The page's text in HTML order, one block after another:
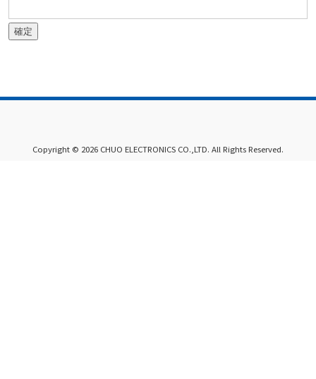
Copyright © 2026 CHUO ELECTRONICS CO.,LTD. All Rights Reserved.